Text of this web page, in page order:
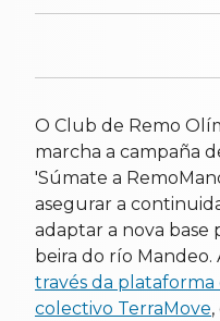
O Club de Remo
marcha a campaña
'Súmate a
asegurar a
adaptar a nova base
beira do río Mandeo.
través da
colectivo TerraMove